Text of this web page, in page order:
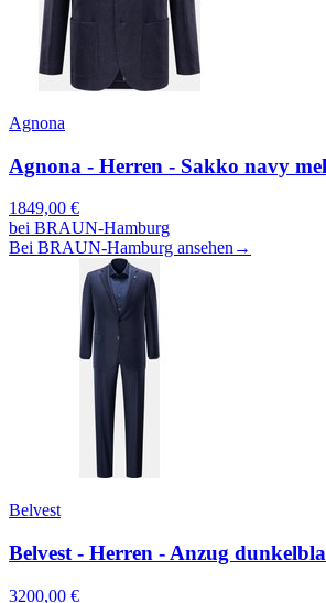
Agnona
Agnona - Herren - Sakko navy
1849,00 €
bei BRAUN-Hamburg
Bei BRAUN-Hamburg ansehen →
Belvest
Belvest - Herren - Anzug
3200,00 €